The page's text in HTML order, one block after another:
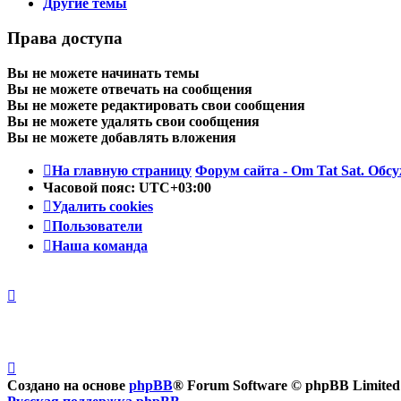
Другие темы
Права доступа
Вы не можете начинать темы
Вы не можете отвечать на сообщения
Вы не можете редактировать свои сообщения
Вы не можете удалять свои сообщения
Вы не можете добавлять вложения
На главную страницу Форум сайта - Om Tat Sat.
Часовой пояс: UTC+03:00
Удалить cookies
Пользователи
Наша команда
Создано на основе phpBB® Forum Software © phpBB Limited